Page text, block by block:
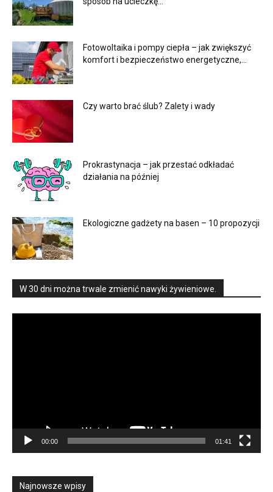
Fotowoltaika i pompy ciepła – jak zwiększyć
komfort i bezpieczeństwo energetyczne,...
Czy warto brać ślub? Zalety i wady
Prokrastynacja – jak przestać odkładać
działania na później
Ekologiczne gadżety na basen – 10 propozycji
W 30 dni można trwale zmienić nawyki żywieniowe.
00:00 01:41
Najnowsze wpisy